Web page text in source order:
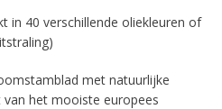
in 40 verschillende oliekleuren of
met natuurlijke
het mooiste europees